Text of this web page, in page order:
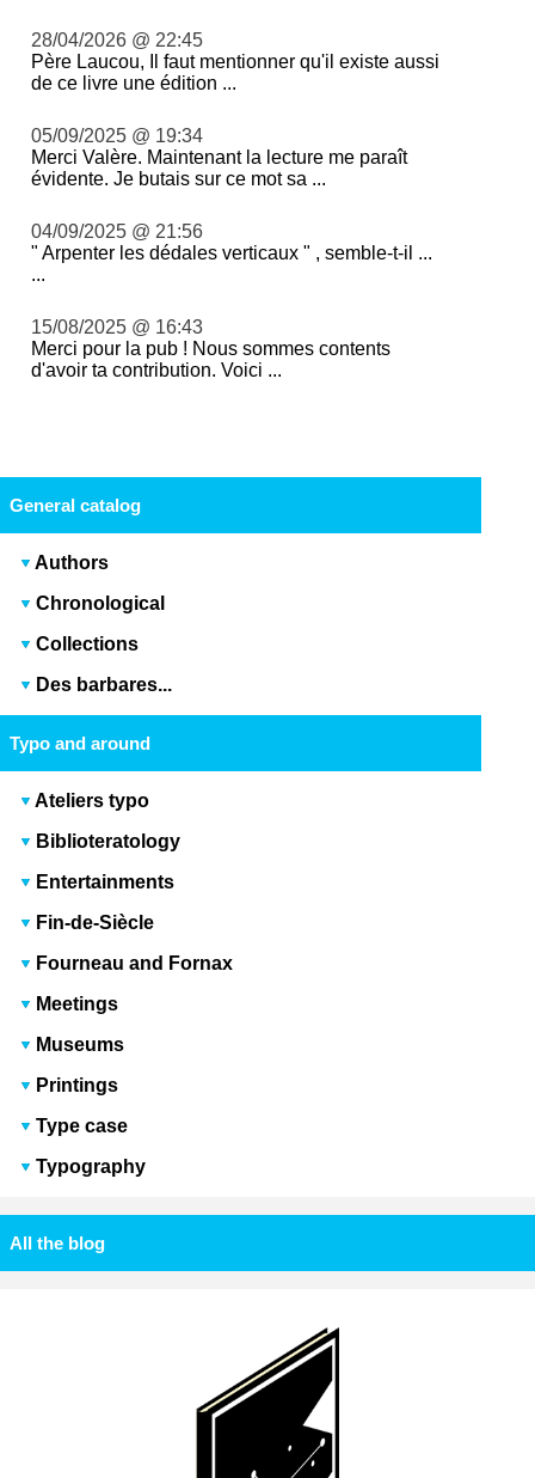
28/04/2026 @ 22:45
Père Laucou, Il faut mentionner qu'il existe aussi
de ce livre une édition ...
05/09/2025 @ 19:34
Merci Valère. Maintenant la lecture me paraît
évidente. Je butais sur ce mot sa ...
04/09/2025 @ 21:56
" Arpenter les dédales verticaux " , semble-t-il ...
...
15/08/2025 @ 16:43
Merci pour la pub ! Nous sommes contents
d'avoir ta contribution. Voici ...
General catalog
Authors
Chronological
Collections
Des barbares...
Typo and around
Ateliers typo
Biblioteratology
Entertainments
Fin-de-Siècle
Fourneau and Fornax
Meetings
Museums
Printings
Type case
Typography
All the blog